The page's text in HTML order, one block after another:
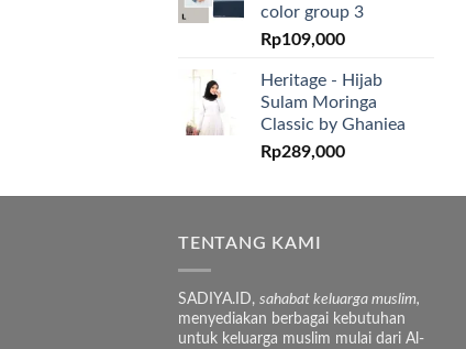
color group 3
Rp109,000
Heritage - Hijab
Sulam Moringa
Classic by Ghaniea
Rp289,000
TENTANG KAMI
SADIYA.ID, sahabat keluarga muslim,
menyediakan berbagai kebutuhan
untuk keluarga muslim mulai dari Al-